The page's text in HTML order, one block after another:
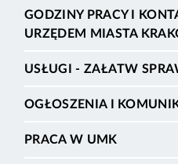
GODZINY PRACY I
URZĘDEM MIASTA
USŁUGI - ZAŁATW
OGŁOSZENIA I
PRACA W UMK